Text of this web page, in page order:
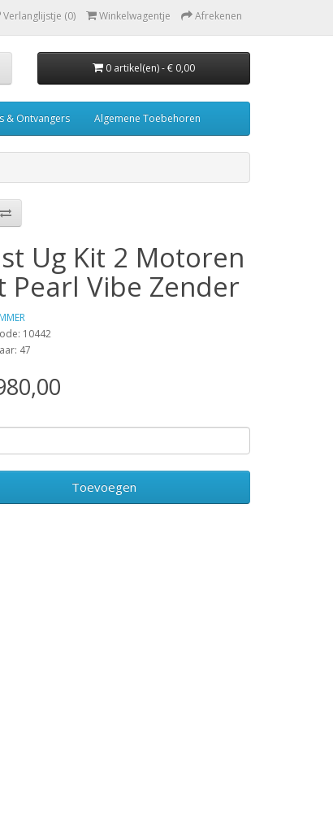
Verlanglijstje (0) Winkelwagentje Afrekenen
0 artikel(en) - € 0,00
& Ontvangers Algemene Toebehoren
Ug Kit 2 Motoren
Pearl Vibe Zender
10442
47
Toevoegen